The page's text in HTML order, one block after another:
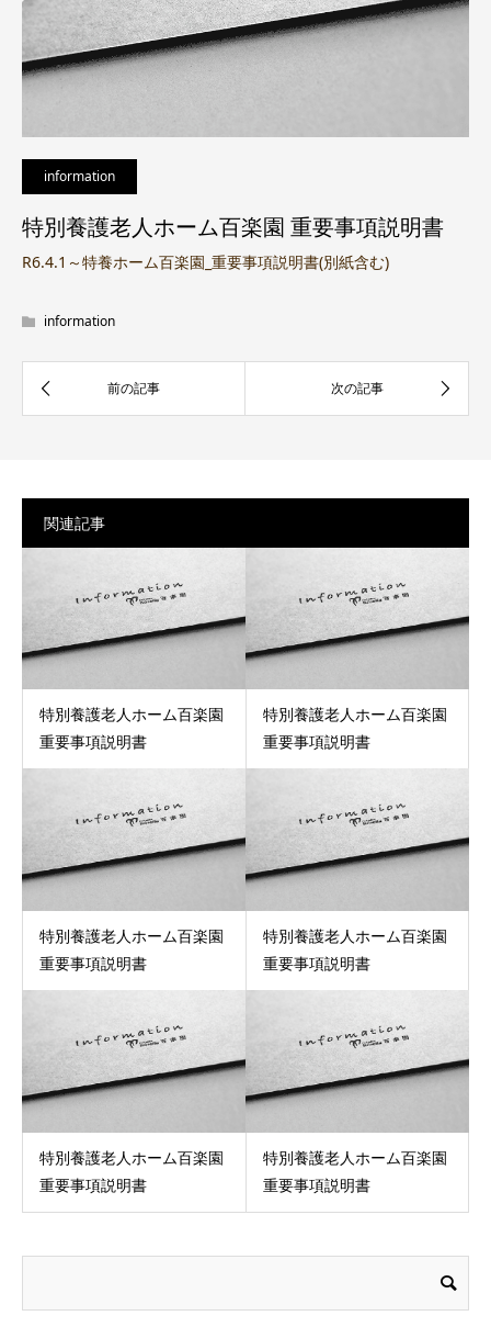
information
特別養護老人ホーム百楽園 重要事項説明書
R6.4.1～特養ホーム百楽園_重要事項説明書(別紙含む)
information
関連記事
特別養護老人ホーム百楽園
重要事項説明書
特別養護老人ホーム百楽園
重要事項説明書
特別養護老人ホーム百楽園
重要事項説明書
特別養護老人ホーム百楽園
重要事項説明書
特別養護老人ホーム百楽園
重要事項説明書
特別養護老人ホーム百楽園
重要事項説明書